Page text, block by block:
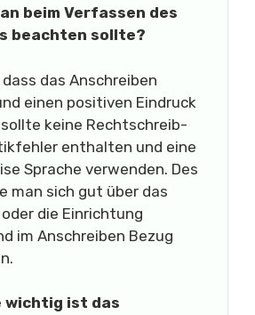
beim Verfassen des
beachten sollte?
das Anschreiben
einen positiven Eindruck
keine Rechtschreib-
enthalten und eine
Sprache verwenden. Des
man sich gut über das
die Einrichtung
im Anschreiben Bezug
wichtig ist das